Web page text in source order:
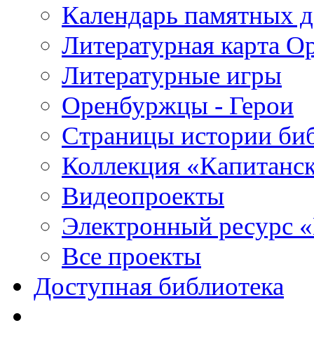
Календарь памятных
Литературная карта
Литературные игры
Оренбуржцы - Герои
Страницы истории
Коллекция
Видеопроекты
Электронный ресурс
Все проекты
Доступная библиотека